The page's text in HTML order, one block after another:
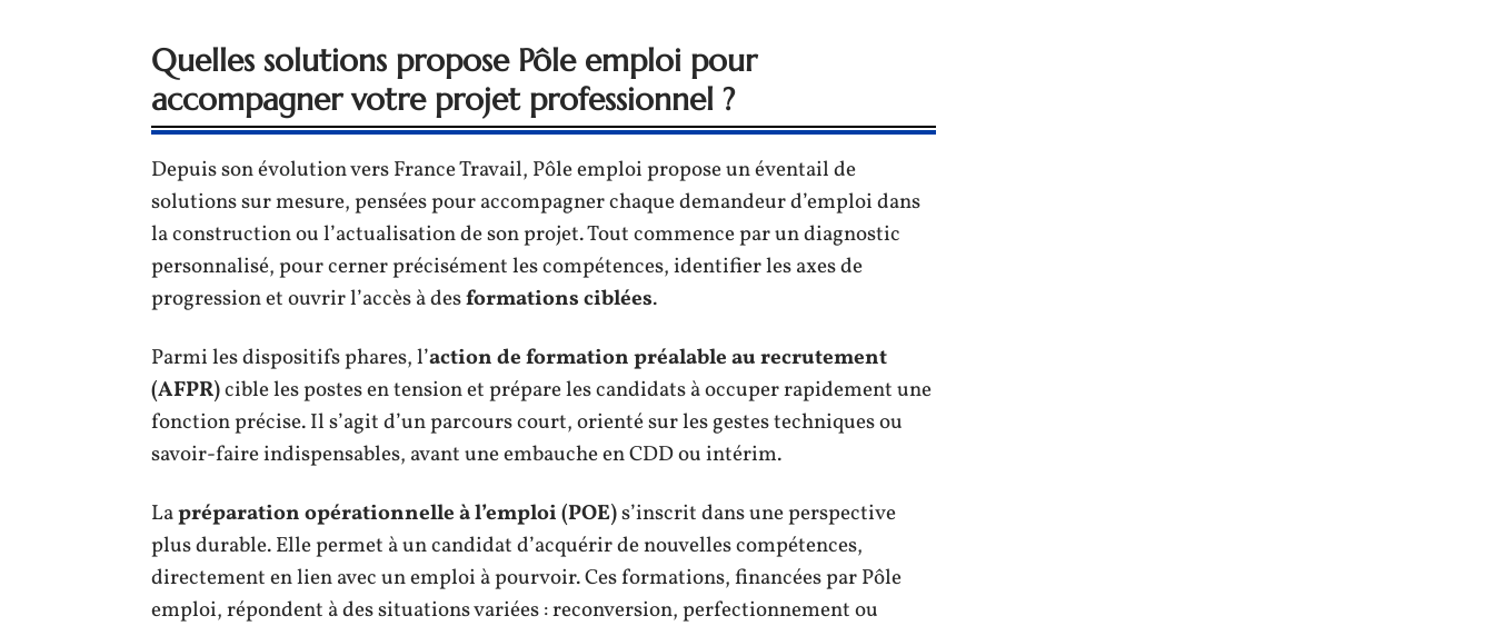
Quelles solutions propose Pôle emploi pour
accompagner votre projet professionnel ?
Depuis son évolution vers France Travail, Pôle emploi propose un éventail de
solutions sur mesure, pensées pour accompagner chaque demandeur d’emploi dans
la construction ou l’actualisation de son projet. Tout commence par un diagnostic
personnalisé, pour cerner précisément les compétences, identifier les axes de
progression et ouvrir l’accès à desformations ciblées.
Parmi les dispositifs phares, l’action de formation préalable au recrutement
(AFPR)cible les postes en tension et prépare les candidats à occuper rapidement une
fonction précise. Il s’agit d’un parcours court, orienté sur les gestes techniques ou
savoir-faire indispensables, avant une embauche en CDD ou intérim.
Lapréparation opérationnelle à l’emploi (POE)s’inscrit dans une perspective
plus durable. Elle permet à un candidat d’acquérir de nouvelles compétences,
directement en lien avec un emploi à pourvoir. Ces formations, financées par Pôle
emploi, répondent à des situations variées : reconversion, perfectionnement ou